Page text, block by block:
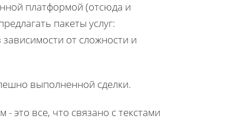
платформой (отсюда и
пакеты услуг:
от сложности и
выполненной сделки.
это все, что связано с текстами